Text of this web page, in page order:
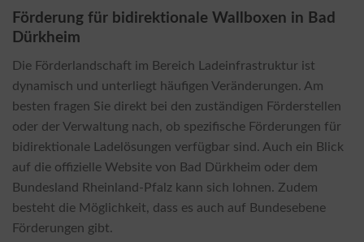
Förderung für bidirektionale Wallboxen in Bad
Dürkheim
Die Förderlandschaft im Bereich Ladeinfrastruktur ist
dynamisch und unterliegt häufigen Veränderungen. Am
besten fragen Sie direkt bei den zuständigen Förderstellen
oder der Verwaltung nach, ob spezifische Förderungen für
bidirektionale Ladelösungen verfügbar sind. Auch ein Blick
auf die offizielle Website von Bad Dürkheim oder dem
Bundesland Rheinland-Pfalz kann sich lohnen. Zudem
besteht die Möglichkeit, dass es auch auf Bundesebene
Förderungen gibt.